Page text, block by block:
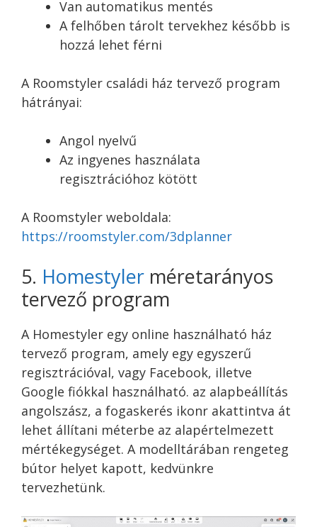
Van automatikus mentés
A felhőben tárolt tervekhez később is
hozzá lehet férni
A Roomstyler családi ház tervező program
hátrányai:
Angol nyelvű
Az ingyenes használata
regisztrációhoz kötött
A Roomstyler weboldala:
https://roomstyler.com/3dplanner
5. Homestyler méretarányos
tervező program
A Homestyler egy online használható ház
tervező program, amely egy egyszerű
regisztrációval, vagy Facebook, illetve
Google fiókkal használható. az alapbeállítás
angolszász, a fogaskerés ikonr akattintva át
lehet állítani méterbe az alapértelmezett
mértékegységet. A modelltárában rengeteg
bútor helyet kapott, kedvünkre
tervezhetünk.